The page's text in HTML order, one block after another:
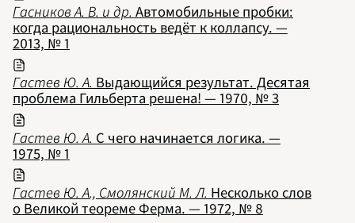
1970
1971
1972
1976
1977
1978
1979
1982
1987
1988
1989
Гасников А. В. и др. Автомобильные пробки:
когда рациональность ведёт к коллапсу. —
2013, № 1
Гастев Ю. А. Выдающийся результат. Десятая
проблема Гильберта решена! — 1970, № 3
Гастев Ю. А. С чего начинается логика. —
1975, № 1
Гастев Ю. А., Смолянский М. Л. Несколько слов
о Великой теореме Ферма. — 1972, № 8